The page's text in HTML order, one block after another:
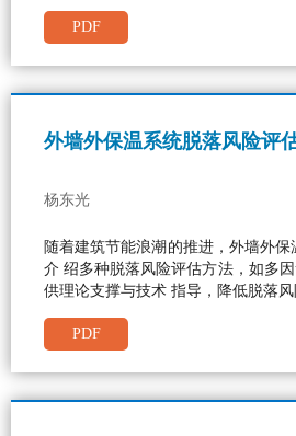
PDF
外墙外保温系统脱落风险评
杨东光
随着建筑节能浪潮的推进，外墙外
介 绍多种脱落风险评估方法，如多
供理论支撑与技术 指导，降低脱落
PDF